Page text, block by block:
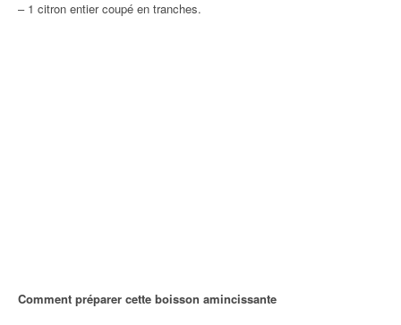
– 1 citron entier coupé en tranches.
Comment préparer cette boisson amincissante